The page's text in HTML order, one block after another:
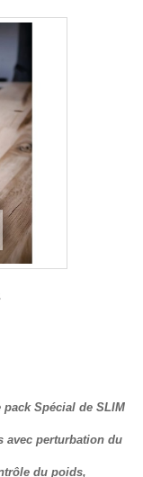
Spécial de SLIM
avec perturbation du
du poids,